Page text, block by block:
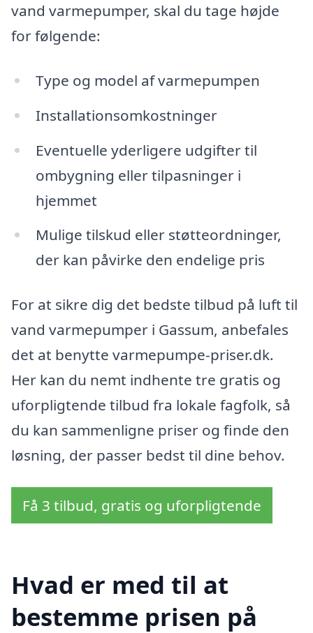
vand varmepumper, skal du tage højde
for følgende:
Type og model af varmepumpen
Installationsomkostninger
Eventuelle yderligere udgifter til
ombygning eller tilpasninger i
hjemmet
Mulige tilskud eller støtteordninger,
der kan påvirke den endelige pris
For at sikre dig det bedste tilbud på luft til
vand varmepumper i Gassum, anbefales
det at benytte varmepumpe-priser.dk.
Her kan du nemt indhente tre gratis og
uforpligtende tilbud fra lokale fagfolk, så
du kan sammenligne priser og finde den
løsning, der passer bedst til dine behov.
Få 3 tilbud, gratis og uforpligtende
Hvad er med til at
bestemme prisen på